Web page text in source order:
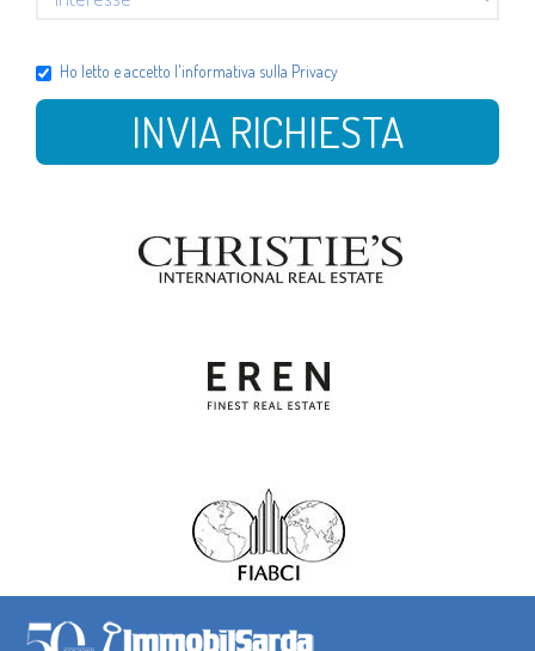
Ho letto e accetto l'informativa sulla Privacy
INVIA RICHIESTA